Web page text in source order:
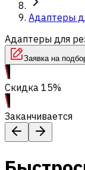
Адаптеры
Адаптеры для
Заявка на
Скидка 15%
Заканчивается